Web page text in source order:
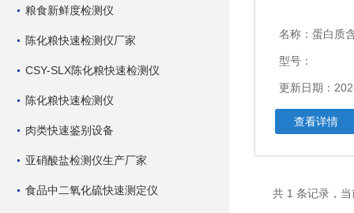
粮食新鲜度检测仪
陈化粮快速检测仪厂家
CSY-SLX陈化粮快速检测仪
陈化粮快速检测仪
肉类快速鉴别设备
亚硝酸盐检测仪生产厂家
食品中二氧化硫快速测定仪
名称： 蛋白质
型号：
更新日期：
查看详情
共 1 条记录，